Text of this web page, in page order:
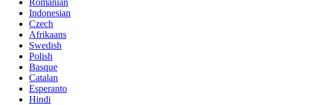
Romanian
Indonesian
Czech
Afrikaans
Swedish
Polish
Basque
Catalan
Esperanto
Hindi